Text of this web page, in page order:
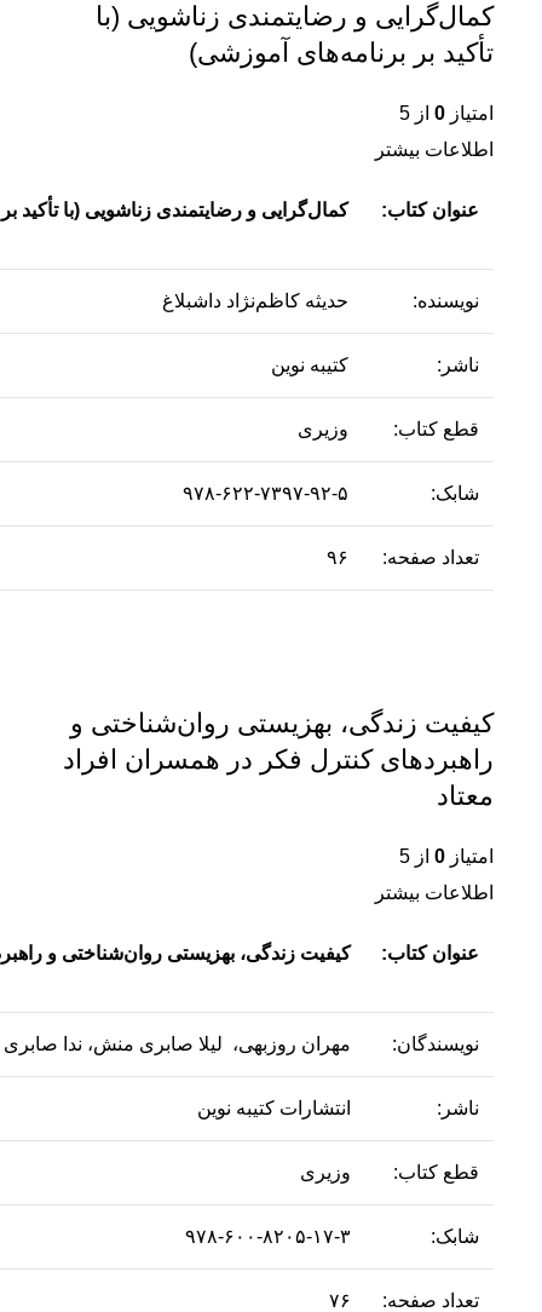
کمال‌گرایی و رضایتمندی زناشویی (با
تأکید بر برنامه‌های آموزشی)
امتیاز 0 از 5
اطلاعات بیشتر
عنوان کتاب: کمال‌گرایی و رضایتمندی زناشویی (با تأکید
نویسنده: حدیثه کاظم‌نژاد داشبلاغ
ناشر: کتیبه نوین
قطع کتاب: وزیری
شابک: ۹۷۸-۶۲۲-۷۳۹۷-۹۲-۵
تعداد صفحه: ۹۶
کیفیت زندگی، بهزیستی روان‌شناختی و
راهبردهای کنترل فکر در همسران افراد
معتاد
امتیاز 0 از 5
اطلاعات بیشتر
عنوان کتاب: کیفیت زندگی، بهزیستی روان‌شناختی و
نویسندگان‌: مهران روزبهی، لیلا صابری منش، ندا
ناشر: انتشارات کتیبه نوین
قطع کتاب: وزیری
شابک: ۹۷۸-۶۰۰-۸۲۰۵-۱۷-۳
تعداد صفحه: ۷۶